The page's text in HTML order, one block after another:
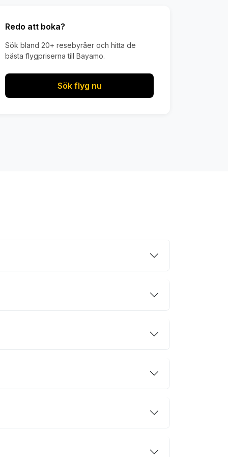
Redo att boka?
Sök bland 20+ resebyråer och hitta de
bästa flygpriserna till Bayamo.
Sök flyg nu